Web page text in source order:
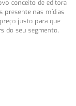
conceito de editora
presente nas mídias
justo para que
do seu segmento.